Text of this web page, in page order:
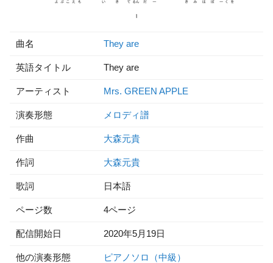
曲名 They are
英語タイトル They are
アーティスト Mrs. GREEN APPLE
演奏形態 メロディ譜
作曲 大森元貴
作詞 大森元貴
歌詞 日本語
ページ数 4ページ
配信開始日 2020年5月19日
他の演奏形態
ピアノソロ（中級）